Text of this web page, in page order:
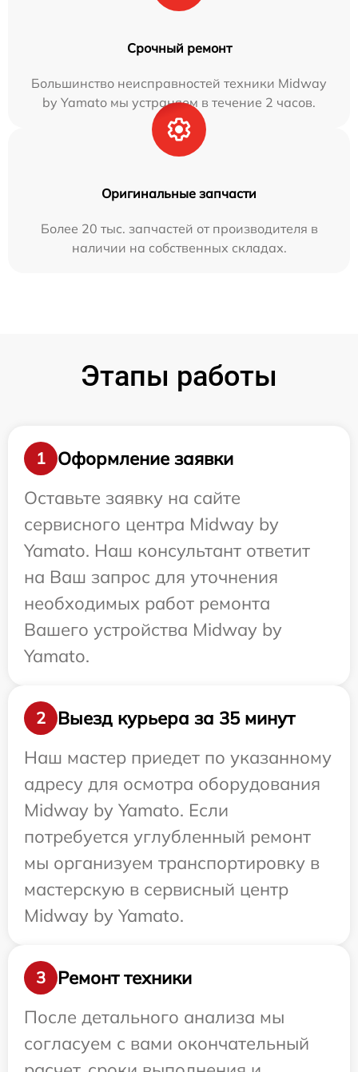
Срочный ремонт
Большинство неисправностей техники Midway
by Yamato мы устраняем в течение 2 часов.
Оригинальные запчасти
Более 20 тыс. запчастей от производителя в
наличии на собственных складах.
Этапы работы
1
Оформление заявки
Оставьте заявку на сайте
сервисного центра Midway by
Yamato. Наш консультант ответит
на Ваш запрос для уточнения
необходимых работ ремонта
Вашего устройства Midway by
Yamato.
2
Выезд курьера за 35 минут
Наш мастер приедет по указанному
адресу для осмотра оборудования
Midway by Yamato. Если
потребуется углубленный ремонт
мы организуем транспортировку в
мастерскую в сервисный центр
Midway by Yamato.
3
Ремонт техники
После детального анализа мы
согласуем с вами окончательный